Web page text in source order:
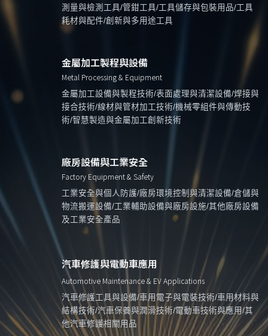
測量與檢測工具/管鉗工具/工具儲存與包裝用品/工具
耗材與配件/創新與多用途工具
金屬加工製程與設備
Metal Processing & Equipment
金屬加工設備與製程技術/表面處理與清潔設備/焊接與
接合技術/線材與管材加工技術/機械零組件與傳動技
術/智慧製造與金屬加工創新技術
廠房設備與工業安全
Factory Equipment & Safety
工業安全與個人防護/廠房環境控制與清潔設備/倉儲與
物流搬運設備/工業輔助設備與廠房設施/其他廠房設備
及工業安全產品
汽車修護與電動車應用
Automotive Maintenance & EV Applications
汽車修護工具與設備/車用電子與電裝技術/車用材料與
結構技術/汽車保養與潤滑技術/電動車技術與應用/其
他汽車修護相關用品